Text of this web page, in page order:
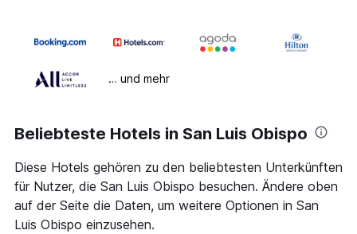
… und mehr
Beliebteste Hotels in San Luis Obispo
Diese Hotels gehören zu den beliebtesten Unterkünften
für Nutzer, die San Luis Obispo besuchen. Ändere oben
auf der Seite die Daten, um weitere Optionen in San
Luis Obispo einzusehen.